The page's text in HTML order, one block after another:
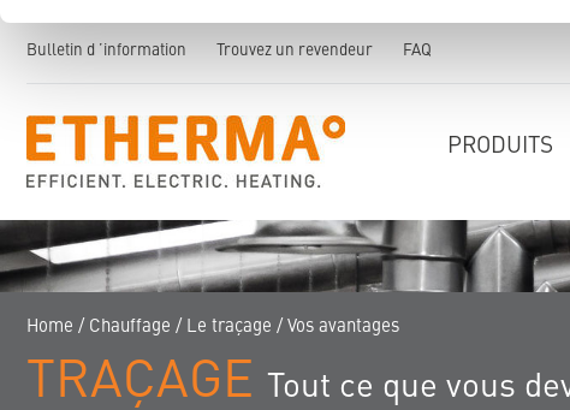
Bulletin d ’information Trouvez un revendeur FAQ
PRODUITS
Home / Chauffage / Le traçage / Vos avantages
TRAÇAGE Tout ce que vous